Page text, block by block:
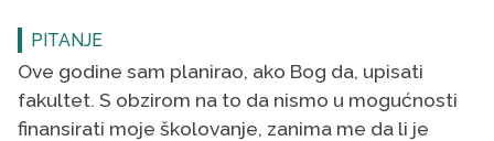
PITANJE
Ove godine sam planirao, ako Bog da, upisati
fakultet. S obzirom na to da nismo u mogućnosti
finansirati moje školovanje, zanima me da li je